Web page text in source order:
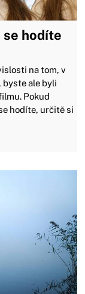
se hodíte
na tom, v
byste ale byli
Pokud
hodíte, určitě si